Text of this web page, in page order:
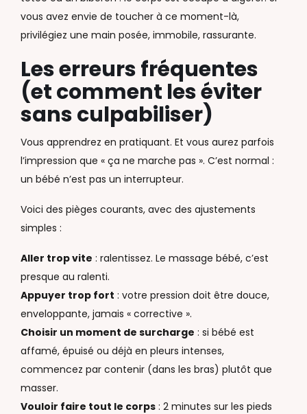
vous avez envie de toucher à ce moment-là,
privilégiez une main posée, immobile, rassurante.
Les erreurs fréquentes
(et comment les éviter
sans culpabiliser)
Vous apprendrez en pratiquant. Et vous aurez parfois
l’impression que « ça ne marche pas ». C’est normal :
un bébé n’est pas un interrupteur.
Voici des pièges courants, avec des ajustements
simples :
Aller trop vite : ralentissez. Le massage bébé, c’est
presque au ralenti.
Appuyer trop fort : votre pression doit être douce,
enveloppante, jamais « corrective ».
Choisir un moment de surcharge : si bébé est
affamé, épuisé ou déjà en pleurs intenses,
commencez par contenir (dans les bras) plutôt que
masser.
Vouloir faire tout le corps : 2 minutes sur les pieds